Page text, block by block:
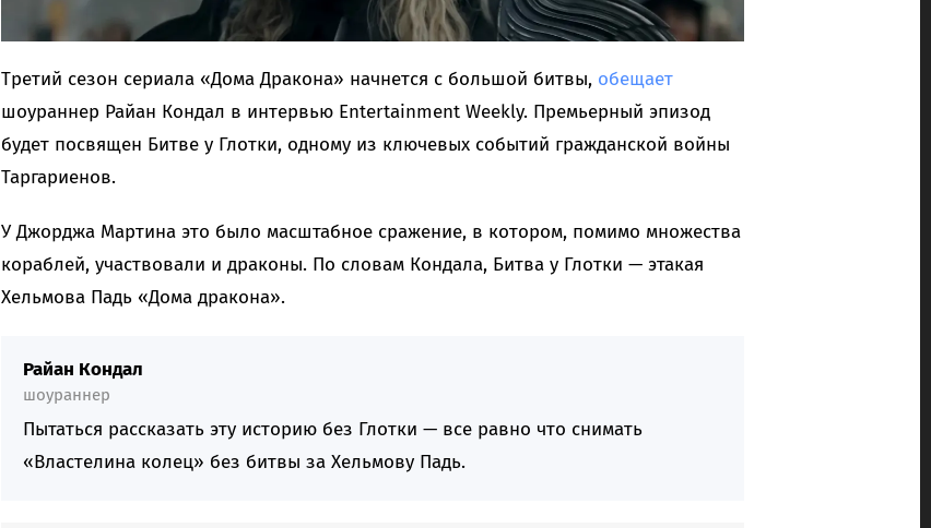
Третий сезон сериала «Дома Дракона» начнется с большой битвы, обещает
шоураннер Райан Кондал в интервью Entertainment Weekly. Премьерный эпизод
будет посвящен Битве у Глотки, одному из ключевых событий гражданской войны
Таргариенов.
У Джорджа Мартина это было масштабное сражение, в котором, помимо множества
кораблей, участвовали и драконы. По словам Кондала, Битва у Глотки — этакая
Хельмова Падь «Дома дракона».
Райан Кондал
шоураннер
Пытаться рассказать эту историю без Глотки — все равно что снимать
«Властелина колец» без битвы за Хельмову Падь.